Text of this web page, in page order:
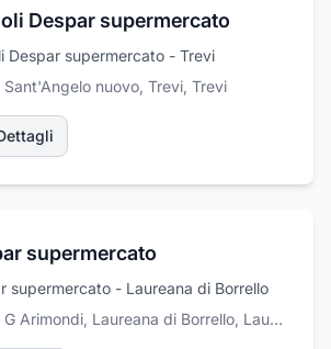
Despar supermercato
Despar supermercato - Trevi
Sant'Angelo nuovo, Trevi, Trevi
supermercato
supermercato - Laureana di Borrello
G Arimondi, Laureana di Borrello, Laureana di Borrello